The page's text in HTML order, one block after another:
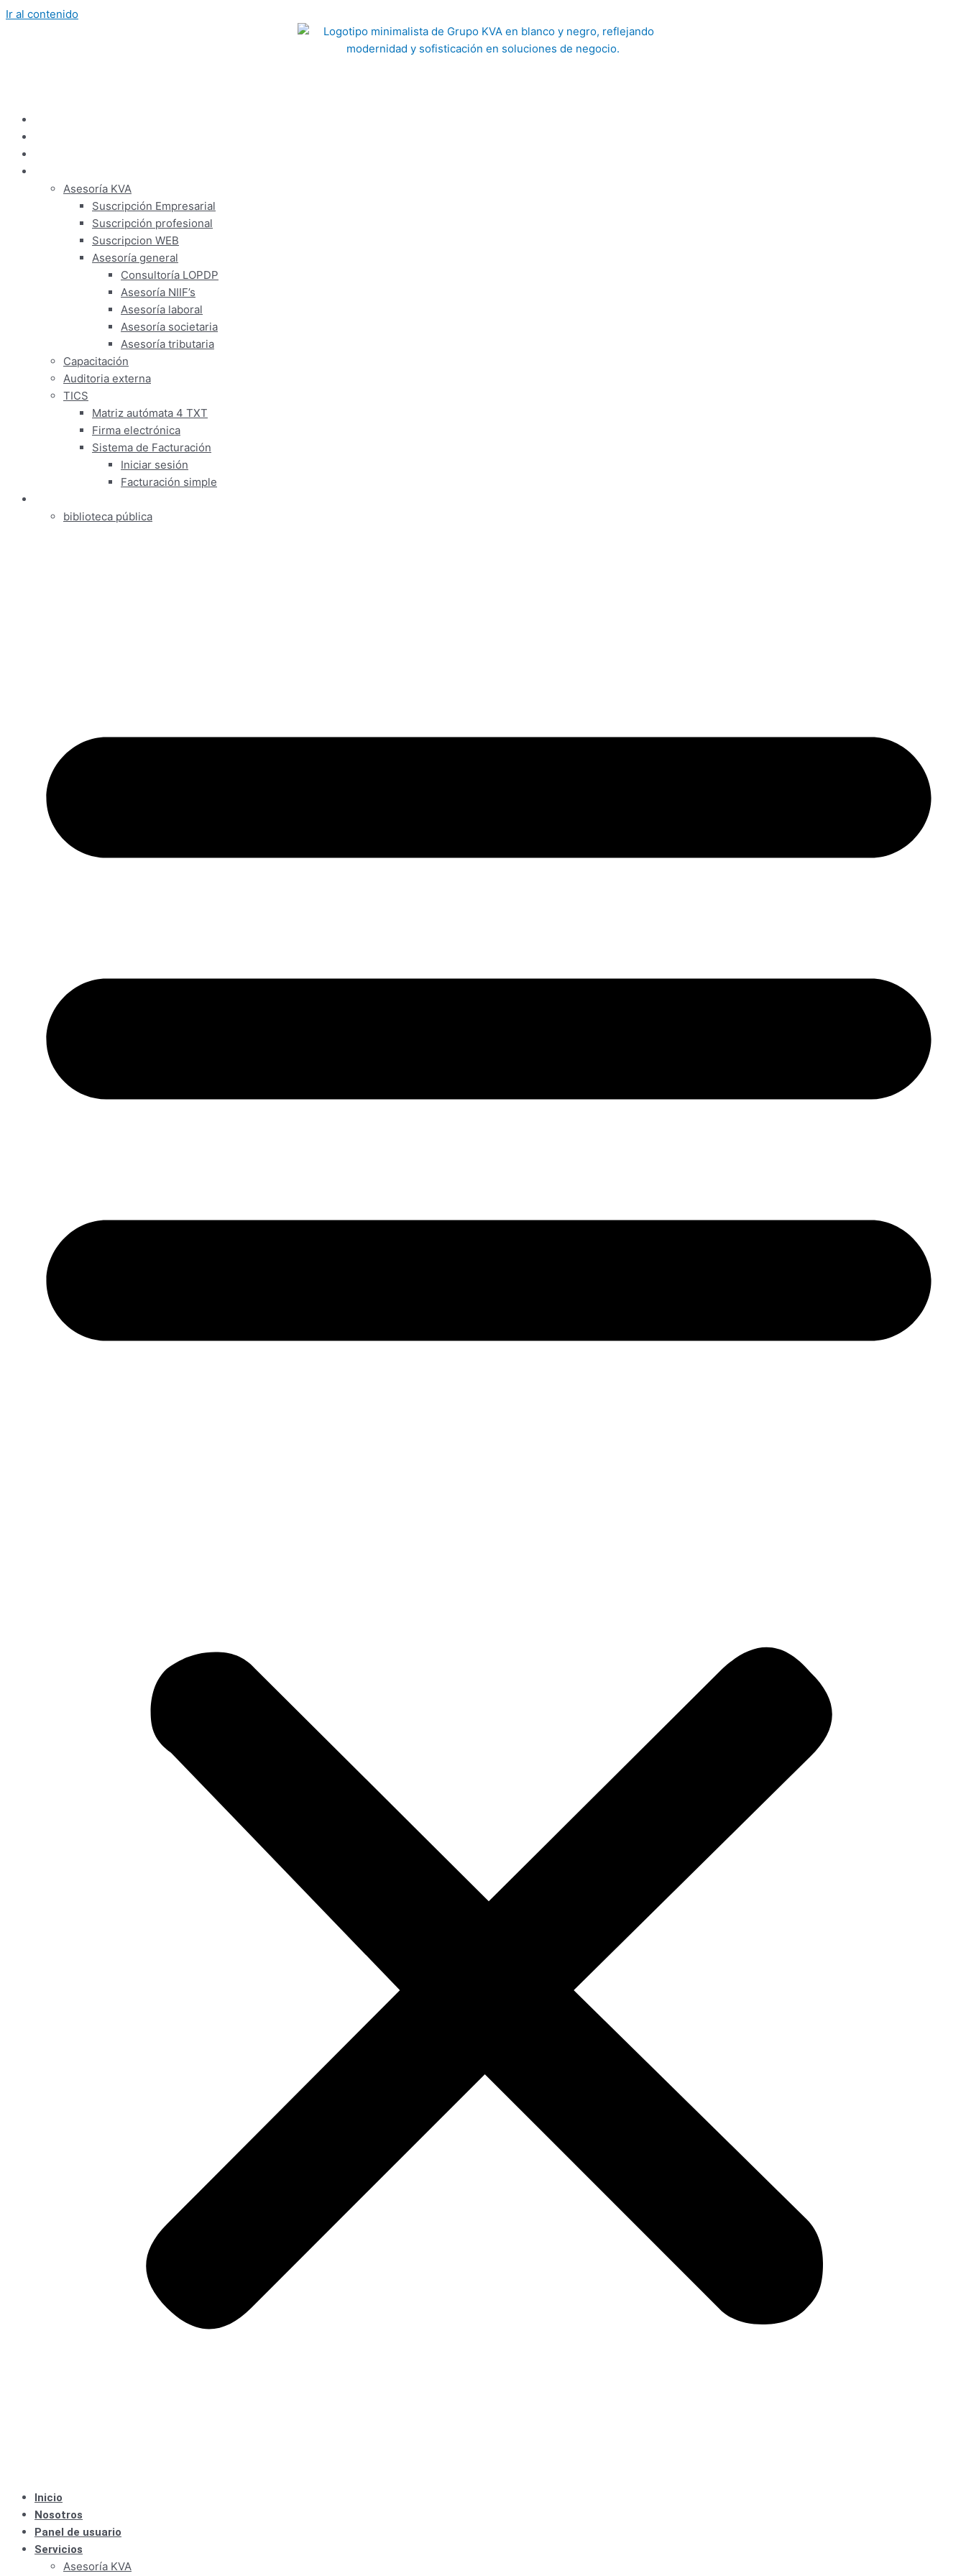
Ir al contenido
Asesoría KVA
Suscripción Empresarial
Suscripción profesional
Suscripcion WEB
Asesoría general
Consultoría LOPDP
Asesoría NIIF’s
Asesoría laboral
Asesoría societaria
Asesoría tributaria
Capacitación
Auditoria externa
TICS
Matriz autómata 4 TXT
Firma electrónica
Sistema de Facturación
Iniciar sesión
Facturación simple
biblioteca pública
Inicio
Nosotros
Panel de usuario
Servicios
Asesoría KVA